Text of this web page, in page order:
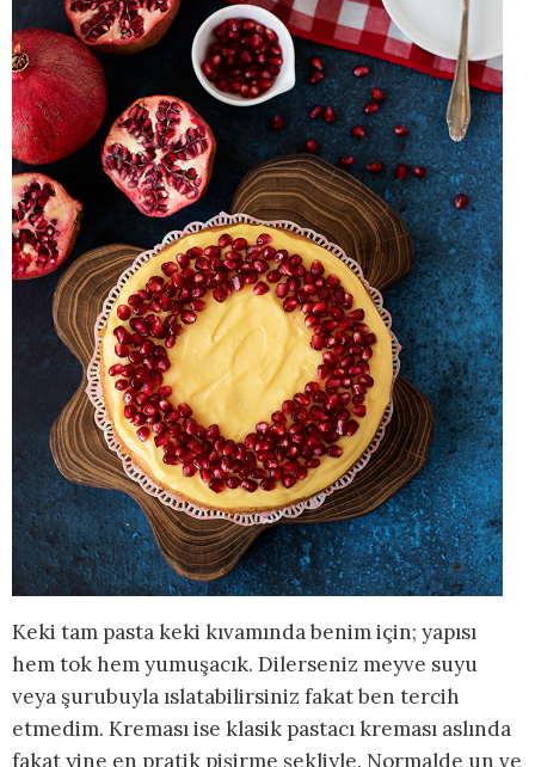
Keki tam pasta keki kıvamında benim için; yapısı
hem tok hem yumuşacık. Dilerseniz meyve suyu
veya şurubuyla ıslatabilirsiniz fakat ben tercih
etmedim. Kreması ise klasik pastacı kreması aslında
fakat yine en pratik pişirme şekliyle. Normalde un ve